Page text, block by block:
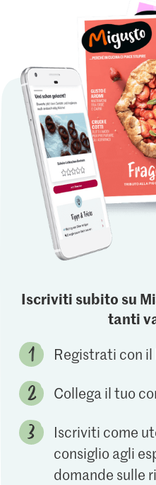
Iscriviti subito su
tanti
Registrati con
Collega il tuo
Iscriviti come
consiglio agli
domande sulle